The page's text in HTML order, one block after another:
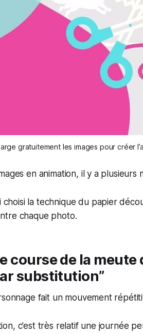
gratuitement les images pour créer
en animation, il y a plusieurs
choisi la technique du papier
chaque photo.
course de la meute
substitution”
fait un mouvement
c’est très relatif une journée